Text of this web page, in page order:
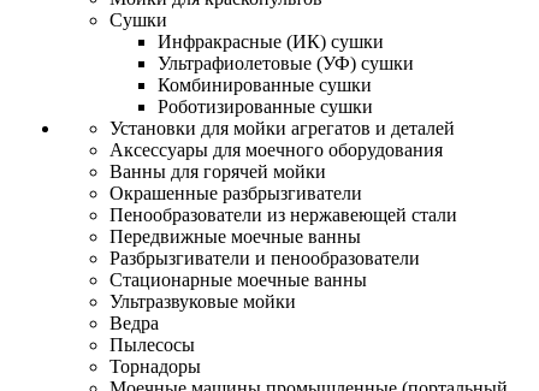
Сушки
Инфракрасные (ИК) сушки
Ультрафиолетовые (УФ) сушки
Комбинированные сушки
Роботизированные сушки
Установки для мойки агрегатов и деталей
Аксессуары для моечного оборудования
Ванны для горячей мойки
Окрашенные разбрызгиватели
Пенообразователи из нержавеющей стали
Передвижные моечные ванны
Разбрызгиватели и пенообразователи
Стационарные моечные ванны
Ультразвуковые мойки
Ведра
Пылесосы
Торнадоры